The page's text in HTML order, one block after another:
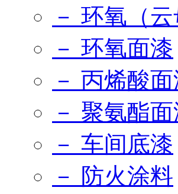
－ 环氧（
－ 环氧面漆
－ 丙烯酸
－ 聚氨酯
－ 车间底漆
－ 防火涂料